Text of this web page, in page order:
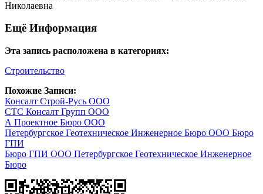
Николаевна
Ещё Информация
Эта запись расположена в категориях:
Строительство
Похожие Записи:
Консалт Строй-Русь ООО
СТС Консалт Групп ООО
А Проектное Бюро ООО
Петербургское Геотехническое Инженерное Бюро ООО Бюро
ГПИ
Бюро ГПИ ООО Петербургское Геотехническое Инженерное
Бюро